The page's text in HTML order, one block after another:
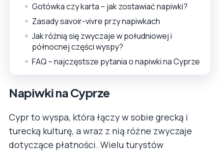
Gotówka czy karta – jak zostawiać napiwki?
Zasady savoir-vivre przy napiwkach
Jak różnią się zwyczaje w południowej i
północnej części wyspy?
FAQ – najczęstsze pytania o napiwki na Cyprze
Napiwki na Cyprze
Cypr to wyspa, która łączy w sobie grecką i
turecką kulturę, a wraz z nią różne zwyczaje
dotyczące płatności. Wielu turystów